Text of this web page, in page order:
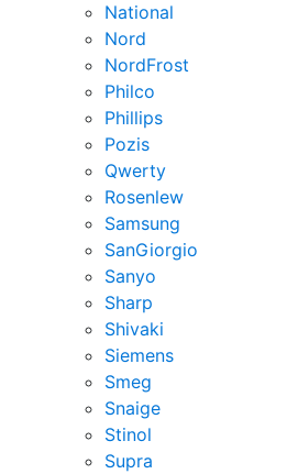
National
Nord
NordFrost
Philco
Phillips
Pozis
Qwerty
Rosenlew
Samsung
SanGiorgio
Sanyo
Sharp
Shivaki
Siemens
Smeg
Snaige
Stinol
Supra